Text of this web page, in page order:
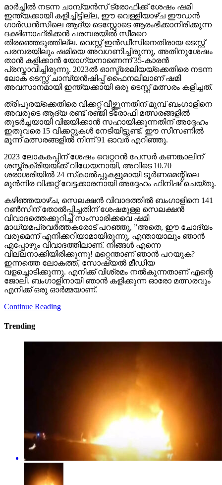
മാര്‍ച്ചില്‍ നടന്ന ചാമ്പ്യന്‍സ് ട്രോഫിക്ക് ശേഷം ഷമി
ഇന്ത്യക്കായി കളിച്ചിട്ടില്ല, ഈ വെള്ളിയാഴ്ച ഈഡന്‍
ഗാര്‍ഡന്‍സിലെ ആദ്യ ടെസ്റ്റോടെ ആരംഭിക്കാനിരിക്കുന്ന
ദക്ഷിണാഫ്രിക്കന്‍ പരമ്പരയില്‍ സീമറെ
തിരഞ്ഞെടുത്തില്ല. വെസ്റ്റ് ഇന്‍ഡീസിനെതിരായ ടെസ്റ്റ്
പരമ്പരയിലും ഷമിയെ അവഗണിച്ചിരുന്നു, അതിനുശേഷം
താന്‍ കളിക്കാന്‍ യോഗ്യനാണെന്ന് 35-കാരന്‍
പ്രസ്താവിച്ചിരുന്നു. 2023ല്‍ ഓസ്ട്രേലിയയ്ക്കെതിരെ നടന്ന
ലോക ടെസ്റ്റ് ചാമ്പ്യന്‍ഷിപ്പ് ഫൈനലിലാണ് ഷമി
അവസാനമായി ഇന്ത്യക്കായി ഒരു ടെസ്റ്റ് മത്സരം കളിച്ചത്.
ത്രിപുരയ്ക്കെതിരെ വിക്കറ്റ് വീഴ്ത്തുന്നതിന് മുമ്പ് ബംഗാളിനെ
അവരുടെ ആദ്യ രണ്ട് രഞ്ജി ട്രോഫി മത്സരങ്ങളില്‍
തുടര്‍ച്ചയായി വിജയിക്കാന്‍ സഹായിക്കുന്നതിന് അദ്ദേഹം
ഇതുവരെ 15 വിക്കറ്റുകള്‍ നേടിയിട്ടുണ്ട്. ഈ സീസണില്‍
മൂന്ന് മത്സരങ്ങളില്‍ നിന്ന് 91 ഓവര്‍ എറിഞ്ഞു.
2023 ലോകകപ്പിന് ശേഷം വെറ്ററന്‍ പേസര്‍ കണങ്കാലിന്
ശസ്ത്രക്രിയയ്ക്ക് വിധേയനായി, അവിടെ 10.70
ശരാശരിയില്‍ 24 സ്‌കാല്‍പ്പുകളുമായി ടൂര്‍ണമെന്റിലെ
മുന്‍നിര വിക്കറ്റ് വേട്ടക്കാരനായി അദ്ദേഹം ഫിനിഷ് ചെയ്തു.
കഴിഞ്ഞയാഴ്ച, സെലക്ഷന്‍ വിവാദത്തില്‍ ബംഗാളിനെ 141
റണ്‍സിന് തോല്‍പ്പിച്ചതിന് ശേഷമുള്ള സെലക്ഷന്‍
വിവാദത്തെക്കുറിച്ച് സംസാരിക്കവെ ഷമി
മാധ്യമപ്രവര്‍ത്തകരോട് പറഞ്ഞു, ”അതെ, ഈ ചോദ്യം
വരുമെന്ന് എനിക്കറിയാമായിരുന്നു, എന്തായാലും ഞാന്‍
എപ്പോഴും വിവാദത്തിലാണ്. നിങ്ങള്‍ എന്നെ
വില്ലനാക്കിയിരിക്കുന്നു! മറ്റെന്താണ് ഞാന്‍ പറയുക?
ഇന്നത്തെ ലോകത്ത്, സോഷ്യല്‍ മീഡിയ
വളച്ചൊടിക്കുന്നു. എനിക്ക് വിശ്രമം നല്‍കുന്നതാണ് എന്റെ
ജോലി. ബംഗാളിനായി ഞാന്‍ കളിക്കുന്ന ഓരോ മത്സരവും
എനിക്ക് ഒരു ഓര്‍മ്മയാണ്.
Continue Reading
Trending